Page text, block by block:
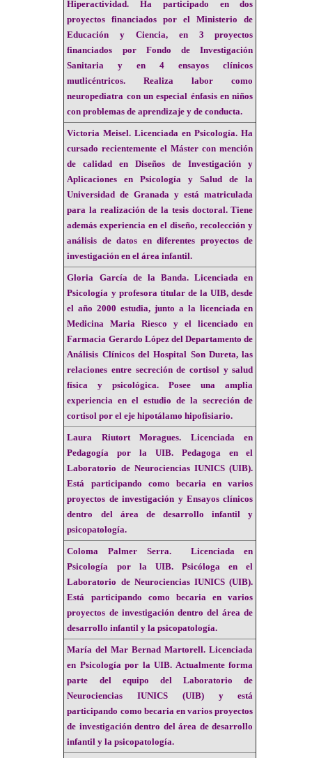
Hiperactividad. Ha participado en dos
proyectos financiados por el Ministerio de
Educación y Ciencia, en 3 proyectos
financiados por Fondo de Investigación
Sanitaria y en 4 ensayos clínicos
mutlicéntricos. Realiza labor como
neuropediatra con un especial énfasis en niños
con problemas de aprendizaje y de conducta.
Victoria Meisel. Licenciada en Psicología. Ha
cursado recientemente el Máster con mención
de calidad en Diseños de Investigación y
Aplicaciones en Psicología y Salud de la
Universidad de Granada y está matriculada
para la realización de la tesis doctoral. Tiene
además experiencia en el diseño, recolección y
análisis de datos en diferentes proyectos de
investigación en el área infantil.
Gloria García de la Banda.Licenciada en
Psicología y profesora titular de la UIB, desde
el año 2000 estudia, junto a la licenciada en
Medicina Maria Riesco y el licenciado en
Farmacia Gerardo López del Departamento de
Análisis Clínicos del Hospital Son Dureta, las
relaciones entre secreción de cortisol y salud
física y psicológica. Posee una amplia
experiencia en el estudio de la secreción de
cortisol por el eje hipotálamo hipofisiario.
Laura Riutort Moragues. Licenciada en
Pedagogía por la UIB. Pedagoga en el
Laboratorio de Neurociencias IUNICS (UIB).
Está participando como becaria en varios
proyectos de investigación y Ensayos clínicos
dentro del área de desarrollo infantil y
psicopatología.
Coloma PalmerSerra. Licenciada en
Psicología por la UIB. Psicóloga en el
Laboratorio de Neurociencias IUNICS (UIB).
Está participando como becaria en varios
proyectos de investigación dentro del área de
desarrollo infantil y la psicopatología.
María del Mar Bernad Martorell. Licenciada
en Psicología por la UIB. Actualmente forma
parte del equipo del Laboratorio de
Neurociencias IUNICS (UIB) y está
participando como becaria en varios proyectos
de investigación dentro del área de desarrollo
infantil y la psicopatología.